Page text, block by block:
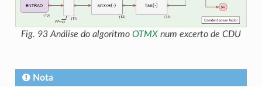
Fig. 93 Análise do algoritmo OTMX num excerto de CDU
Nota